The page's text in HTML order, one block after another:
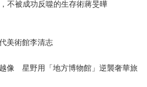
不被成功反噬的生存術蔣旻曄
美術館李清志
像 星野用「地方博物館」逆襲奢華旅